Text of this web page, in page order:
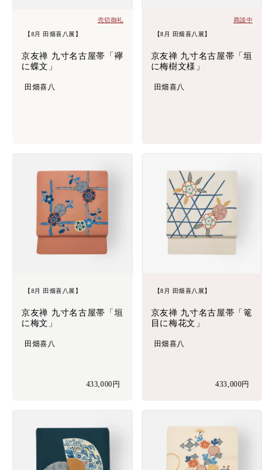
売切御礼
【8月 田畑喜八展】
京友禅 九寸名古屋帯「襷
に蝶文」
田畑喜八
商談中
【8月 田畑喜八展】
京友禅 九寸名古屋帯「垣
に梅樹文様」
田畑喜八
【8月 田畑喜八展】
京友禅 九寸名古屋帯「垣
に梅文」
田畑喜八
433,000円
【8月 田畑喜八展】
京友禅 九寸名古屋帯「篭
目に梅花文」
田畑喜八
433,000円